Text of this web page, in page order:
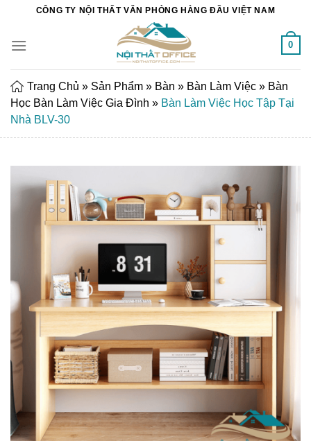
Chuyển
nội
CÔNG TY NỘI THẤT VĂN PHÒNG HÀNG ĐẦU VIỆT NAM
0
Trang Chủ » Sản Phẩm » Bàn » Bàn Làm Việc » Bàn
Học Bàn Làm Việc Gia Đình » Bàn Làm Việc Học Tập Tại
Nhà BLV-30